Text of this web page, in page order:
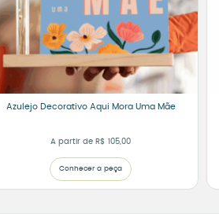
Azulejo Decorativo Aqui Mora Uma Mãe
A partir de R$ 105,00
Conhecer a peça